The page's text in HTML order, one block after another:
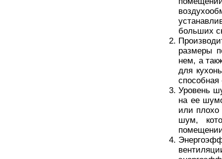
больших
размеры
нем, а
для
Уровень
на ее
или плохо
шум,